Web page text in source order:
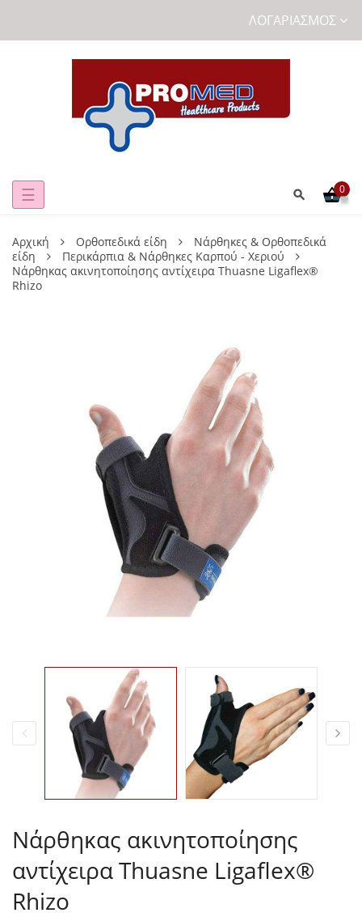
ΛΟΓΑΡΙΑΣΜΌΣ
Toggle
☰ 0
Αρχική Ορθοπεδικά είδη
Νάρθηκες & Ορθοπεδικά
είδη
Περικάρπια & Νάρθηκες Καρπού - Χεριού
Νάρθηκας ακινητοποίησης αντίχειρα Thuasne Ligaflex®
Rhizo
Νάρθηκας ακινητοποίησης
αντίχειρα Thuasne Ligaflex®
Rhizo